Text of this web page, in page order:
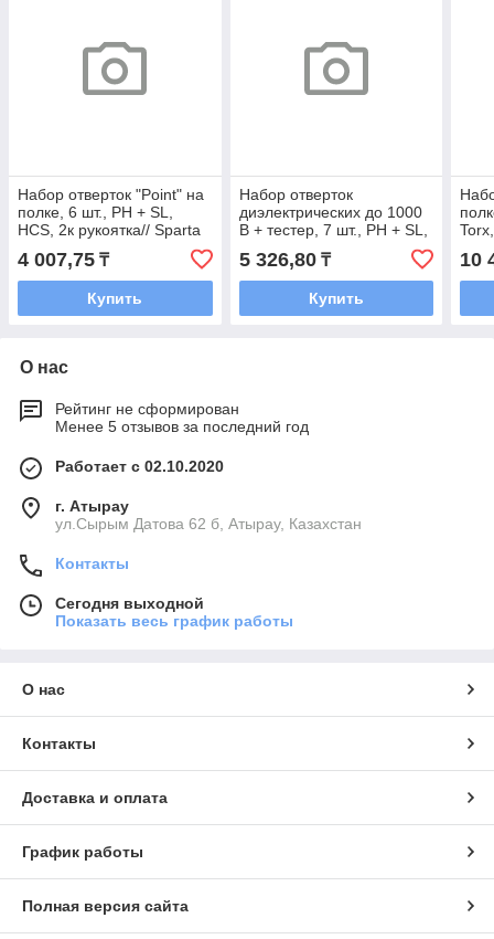
Набор отверток "Point" на
полке, 6 шт., PH + SL,
HCS, 2к рукоятка// Sparta
4 007,75 ₸
Купить
Набор отверток
диэлектрических до 1000
В + тестер, 7 шт., PH + SL,
Сибртех
5 326,80₸
Купить
10
О нас
Рейтинг не сформирован
Менее 5 отзывов за последний год
Работает с 02.10.2020
г. Атырау
ул.Сырым Датова 62 б, Атырау, Казахстан
Контакты
Сегодня выходной
Показать весь график работы
О нас
Контакты
Доставка и оплата
График работы
Полная версия сайта